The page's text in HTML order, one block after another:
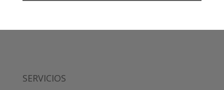
SERVICIOS